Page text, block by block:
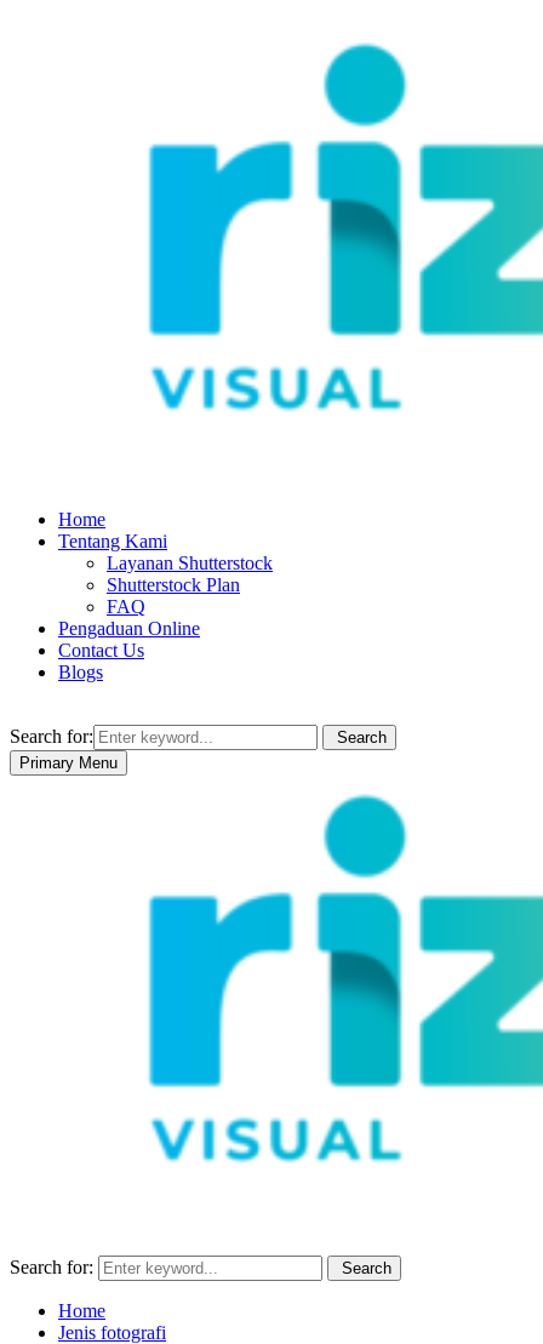
Home
Tentang Kami
Layanan Shutterstock
Shutterstock Plan
FAQ
Pengaduan Online
Contact Us
Blogs
Search for:
Search
Primary Menu
Search for: Search
Home
Jenis fotografi